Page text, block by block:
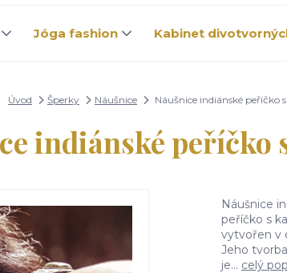
Jóga fashion Kabinet
Úvod Šperky Náušnice Náušnice indiánské peříčko
indiánské peříčko
Náušnice
peříčko s
vytvořen v
Jeho
je... celý